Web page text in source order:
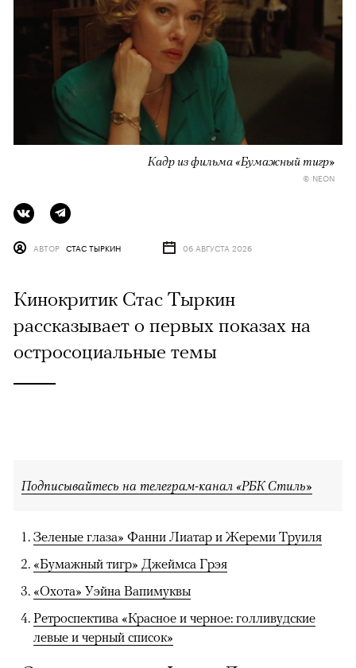
Кадр из фильма «Бумажный тигр»
© NEON
АВТОР СТАС ТЫРКИН 06 АВГУСТА 2026
Кинокритик Стас Тыркин
рассказывает о первых показах на
остросоциальные темы
Подписывайтесь на телеграм-канал «РБК Стиль»
Зеленые глаза» Фанни Лиатар и Жереми Труиля
«Бумажный тигр» Джеймса Грэя
«Охота» Уэйна Вапимуквы
Ретроспектива «Красное и черное: голливудские
левые и черный список»